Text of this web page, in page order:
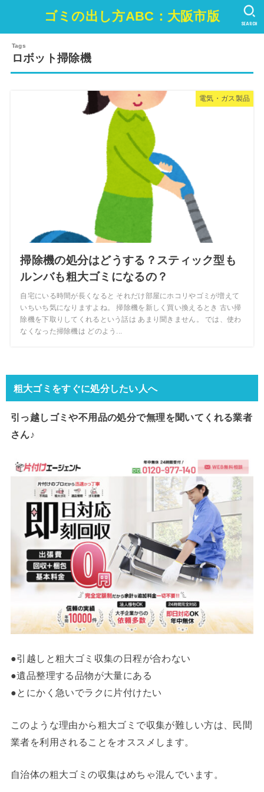
ゴミの出し方ABC：大阪市版 SEARCH
ロボット掃除機
電気・ガス製品
掃除機の処分はどうする？スティック型も
ルンバも粗大ゴミになるの？
自宅にいる時間が長くなると それだけ部屋にホコリやゴミが増えて
いちいち気になりますよね。 掃除機を新しく買い換えるとき 古い掃
除機を下取りしてくれるという話は あまり聞きません。 では、使わ
なくなった掃除機は どのよう...
粗大ゴミをすぐに処分したい人へ
引っ越しゴミや不用品の処分で無理を聞いてくれる業者
さん♪
●引越しと粗大ゴミ収集の日程が合わない
●遺品整理する品物が大量にある
●とにかく急いでラクに片付けたい
このような理由から粗大ゴミで収集が難しい方は、民間
業者を利用されることをオススメします。
自治体の粗大ゴミの収集はめちゃ混んでいます。